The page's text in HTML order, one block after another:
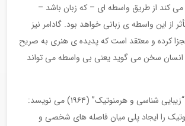
می کند از طریق واسطه ای – که زبان باشد –
از این واسطه ی زبانی خواهد بود. گادامر نیز
کرده و معتقد است که پدیده ی هنری به صریح
سخن می گوید یعنی بی واسطه می تواند
«گادامر در مقاله ی “زیبایی شناسی و هرمنوتیک” (۱۹۶۴) می نویسد:
را ایجاد پلی میان فاصله های شخصی و